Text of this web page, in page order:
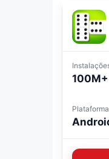
100M+
Plataforma